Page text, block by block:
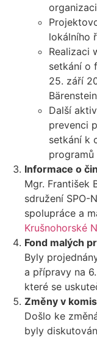
lokálního
Realizaci
setkání o
25. září
Další
prevenci
setkání k
programů
Informace o
Mgr. František
sdružení SPO-
spolupráce a
Krušnohorské
Fond malých
Byly
a přípravy na
které se
Změny v
Došlo ke
byly